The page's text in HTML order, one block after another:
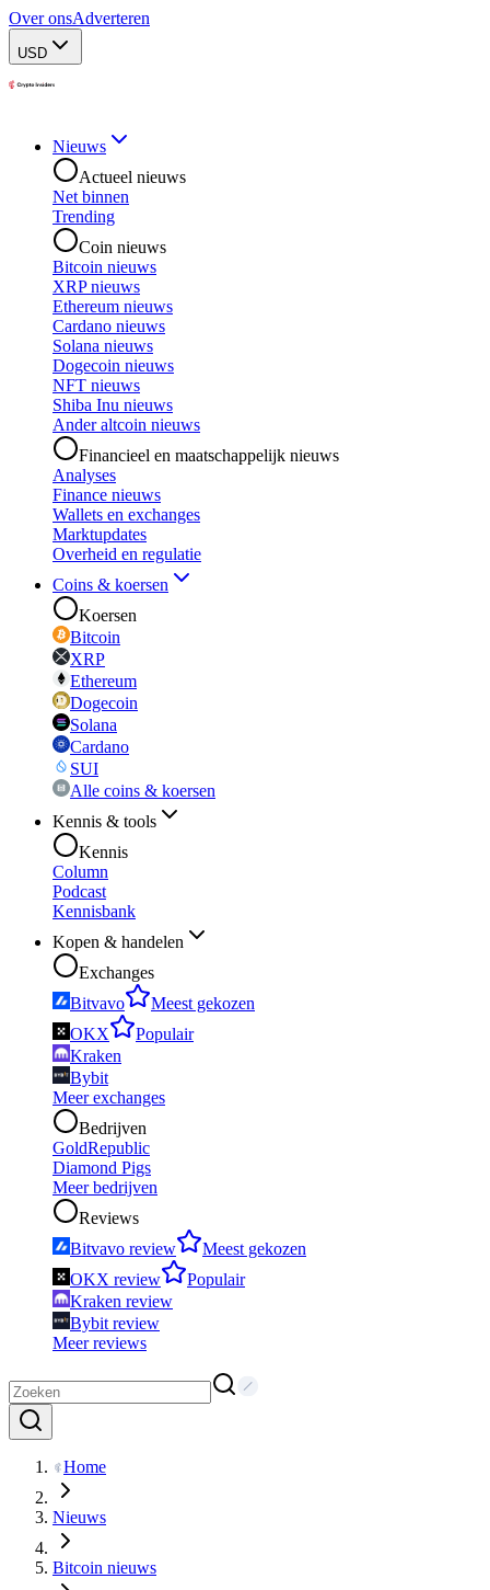
Over onsAdverteren
USD
Nieuws
Actueel nieuws
Net binnen
Trending
Coin nieuws
Bitcoin nieuws
XRP nieuws
Ethereum nieuws
Cardano nieuws
Solana nieuws
Dogecoin nieuws
NFT nieuws
Shiba Inu nieuws
Ander altcoin nieuws
Financieel en maatschappelijk nieuws
Analyses
Finance nieuws
Wallets en exchanges
Marktupdates
Overheid en regulatie
Coins & koersen
Koersen
Bitcoin
XRP
Ethereum
Dogecoin
Solana
Cardano
SUI
Alle coins & koersen
Kennis & tools
Kennis
Column
Podcast
Kennisbank
Kopen & handelen
Exchanges
Bitvavo
Meest gekozen
OKX
Populair
Kraken
Bybit
Meer exchanges
Bedrijven
GoldRepublic
Diamond Pigs
Meer bedrijven
Reviews
Bitvavo review
Meest gekozen
OKX review
Populair
Kraken review
Bybit review
Meer reviews
Home
Nieuws
Bitcoin nieuws